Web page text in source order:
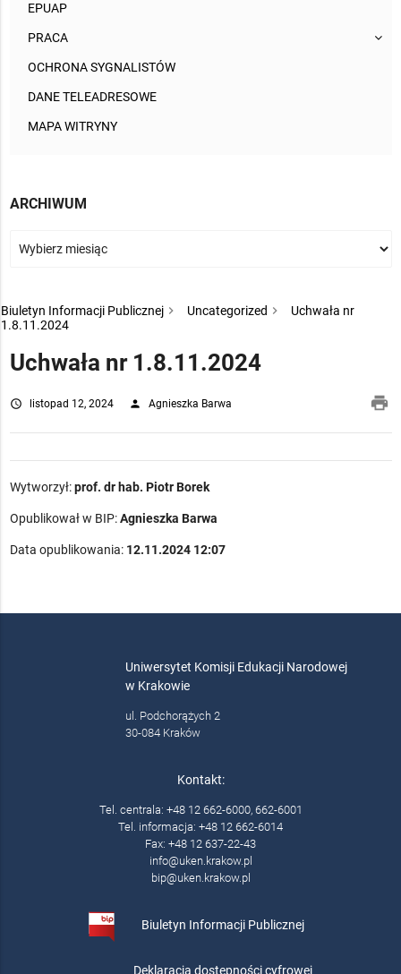
EPUAP
PRACA
OCHRONA SYGNALISTÓW
DANE TELEADRESOWE
MAPA WITRYNY
ARCHIWUM
Biuletyn Informacji Publicznej Uncategorized
Uchwała nr
1.8.11.2024
Uchwała nr 1.8.11.2024
access_time listopad 12, 2024 person Agnieszka Barwa
Wytworzył:prof. dr hab. Piotr Borek
Opublikował w BIP:Agnieszka Barwa
Data opublikowania: 12.11.2024 12:07
Uniwersytet Komisji Edukacji Narodowej
w Krakowie
ul. Podchorążych 2
30-084 Kraków
Kontakt:
Tel. centrala: +48 12 662-6000, 662-6001
Tel. informacja: +48 12 662-6014
Fax: +48 12 637-22-43
info@uken.krakow.pl
bip@uken.krakow.pl
Biuletyn Informacji Publicznej
Deklaracja dostępności cyfrowej